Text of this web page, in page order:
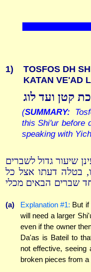
1)
TOSFOS DH
KATAN VE'AD
קטן ועד לוג
(SUMMARY:
this Shi'ur before
speaking with
שיעור גדול לשברים
בטלה דעתו אצל כל
שברים הבאים מכלי
(a) Explanation #1: But if
will need a larger
even if the owner
Da'as is Bateil to
not effective, seeing
broken pieces from